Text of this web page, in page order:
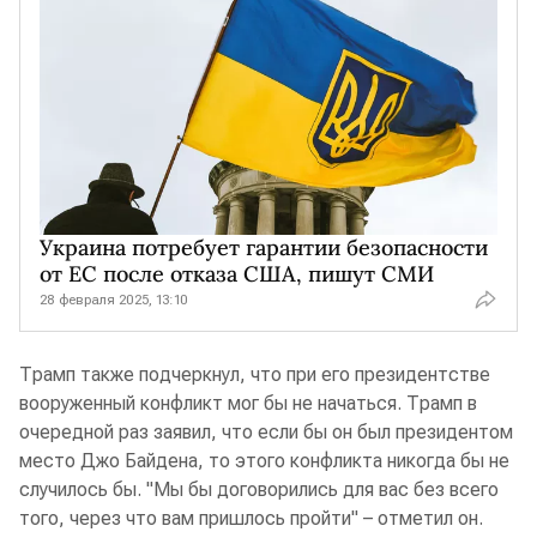
Украина потребует гарантии безопасности
от ЕС после отказа США, пишут СМИ
28 февраля 2025, 13:10
Трамп также подчеркнул, что при его президентстве
вооруженный конфликт мог бы не начаться. Трамп в
очередной раз заявил, что если бы он был президентом
место Джо Байдена, то этого конфликта никогда бы не
случилось бы. "Мы бы договорились для вас без всего
того, через что вам пришлось пройти" – отметил он.